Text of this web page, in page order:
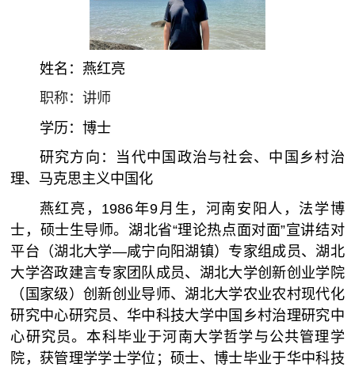
姓名：燕红亮
职称：讲师
学历：博士
研究方向：当代中国政治与社会、中国乡村治
理、马克思主义中国化
燕红亮，1986年9月生，河南安阳人，法学博
士，硕士生导师。湖北省“理论热点面对面”宣讲结对
平台（湖北大学—咸宁向阳湖镇）专家组成员、湖北
大学咨政建言专家团队成员、湖北大学创新创业学院
（国家级）创新创业导师、湖北大学农业农村现代化
研究中心研究员、华中科技大学中国乡村治理研究中
心研究员。本科毕业于河南大学哲学与公共管理学
院，获管理学学士学位；硕士、博士毕业于华中科技